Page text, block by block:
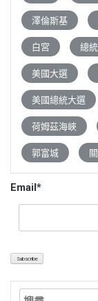
澤倫斯基
白宮 總統
美國大選
美國總統大選
荷姆茲海峽
郭富城
Email*
搜